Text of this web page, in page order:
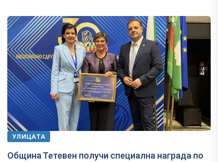
УЛИЦАТА
Община Тетевен получи специална награда по